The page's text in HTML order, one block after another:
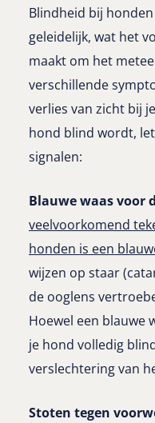
Blindheid bij
geleidelijk, wat het
maakt om het
verschillende
verlies van zicht bij
hond blind wordt,
signalen:
Blauwe waas voor
veelvoorkomend
honden is een
wijzen op staar
de ooglens
Hoewel een blauwe
je hond volledig
verslechtering van
Stoten tegen